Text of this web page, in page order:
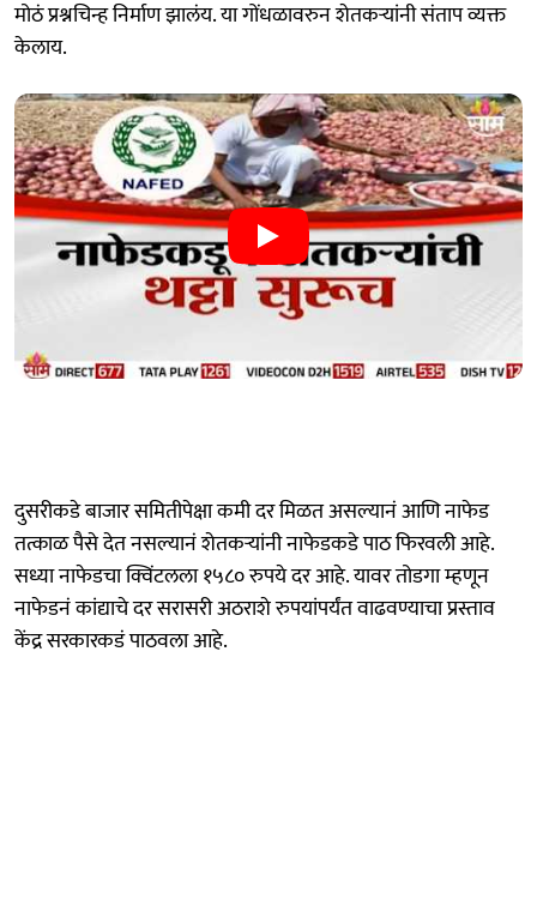
मोठं प्रश्नचिन्ह निर्माण झालंय. या गोंधळावरुन शेतकऱ्यांनी संताप व्यक्त
केलाय.
दुसरीकडे बाजार समितीपेक्षा कमी दर मिळत असल्यानं आणि नाफेड
तत्काळ पैसे देत नसल्यानं शेतकऱ्यांनी नाफेडकडे पाठ फिरवली आहे.
सध्या नाफेडचा क्विंटलला १५८० रुपये दर आहे. यावर तोडगा म्हणून
नाफेडनं कांद्याचे दर सरासरी अठराशे रुपयांपर्यंत वाढवण्याचा प्रस्ताव
केंद्र सरकारकडं पाठवला आहे.